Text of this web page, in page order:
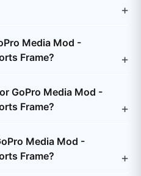
Media Mod -
Frame?
GoPro Media Mod -
Frame?
Media Mod -
Frame?